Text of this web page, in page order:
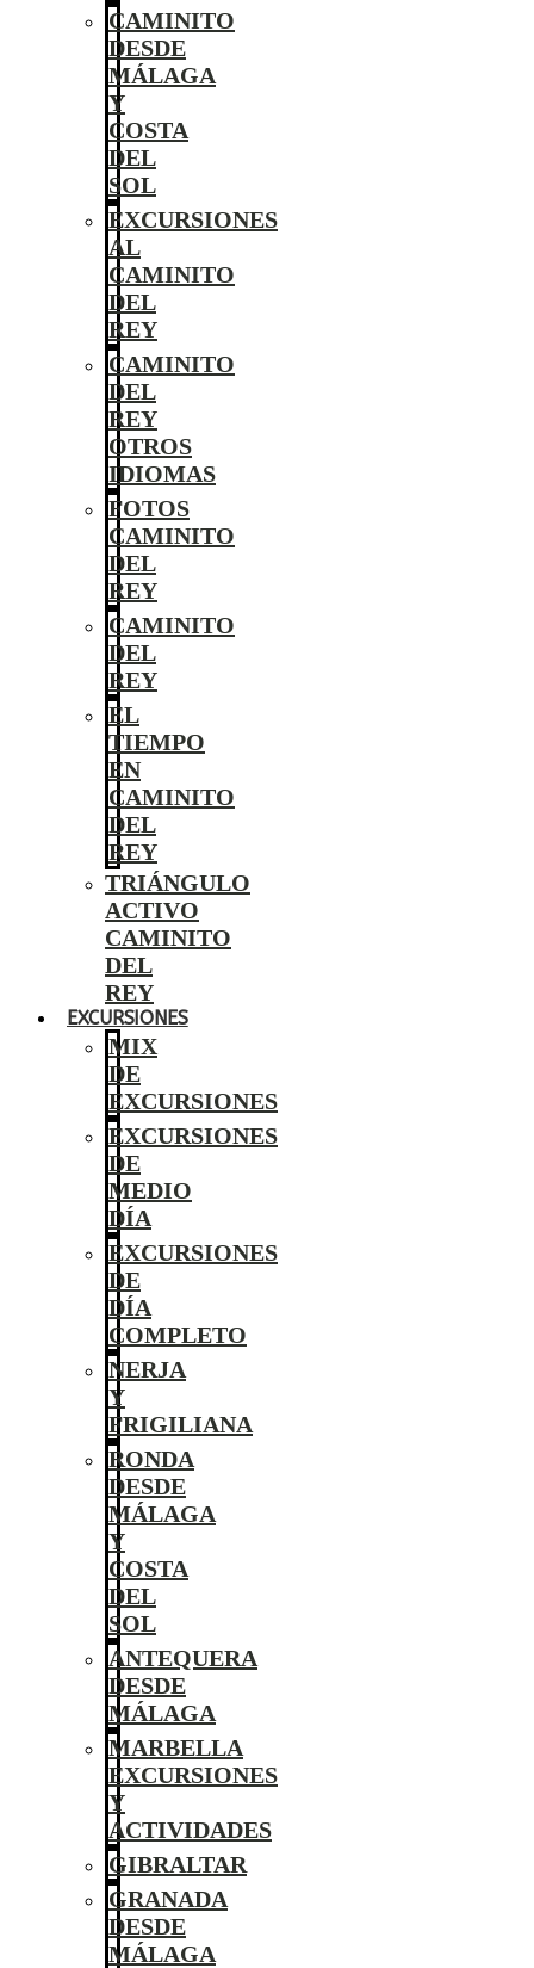
CAMINITO
DESDE
MÁLAGA
Y
COSTA
DEL
SOL
EXCURSIONES
AL
CAMINITO
DEL
REY
CAMINITO
DEL
REY
OTROS
IDIOMAS
FOTOS
CAMINITO
DEL
REY
CAMINITO
DEL
REY
EL
TIEMPO
EN
CAMINITO
DEL
REY
TRIÁNGULO
ACTIVO
CAMINITO
DEL
REY
EXCURSIONES
MIX
DE
EXCURSIONES
EXCURSIONES
DE
MEDIO
DÍA
EXCURSIONES
DE
DÍA
COMPLETO
NERJA
Y
FRIGILIANA
RONDA
DESDE
MÁLAGA
Y
COSTA
DEL
SOL
ANTEQUERA
DESDE
MÁLAGA
MARBELLA
EXCURSIONES
Y
ACTIVIDADES
GIBRALTAR
GRANADA
DESDE
MÁLAGA